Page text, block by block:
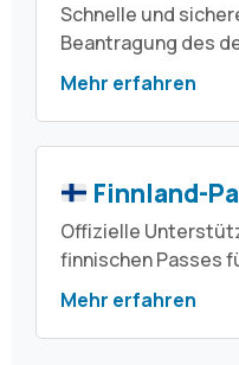
Schnelle und
Beantragung des
Mehr erfahren
Finnland-
Offizielle
finnischen Passes
Mehr erfahren